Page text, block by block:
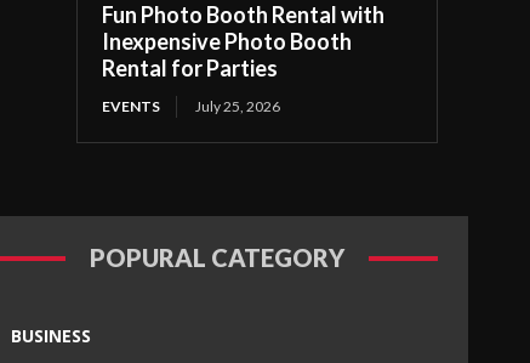
Fun Photo Booth Rental with
Inexpensive Photo Booth
Rental for Parties
EVENTS July 25, 2026
POPURAL CATEGORY
BUSINESS